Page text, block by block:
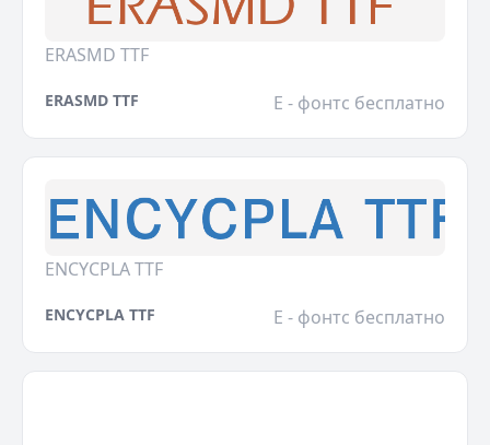
ERASMD TTF
ERASMD TTF E - фонтс бесплатно
ENCYCPLA TTF
ENCYCPLA TTF E - фонтс бесплатно